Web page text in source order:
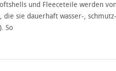
und Fleeceteile werden
sie dauerhaft wasser-,
So